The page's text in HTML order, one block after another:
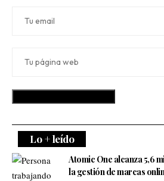
Lo + leído
Atomic One alcanza 5,6
la gestión de marcas